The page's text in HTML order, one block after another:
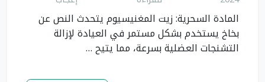
المادة السحرية: زيت المغنيسيوم يتحدث النص عن
بخاخ يستخدم بشكل مستمر في العيادة لإزالة
التشنجات العضلية بسرعة، مما يتيح …